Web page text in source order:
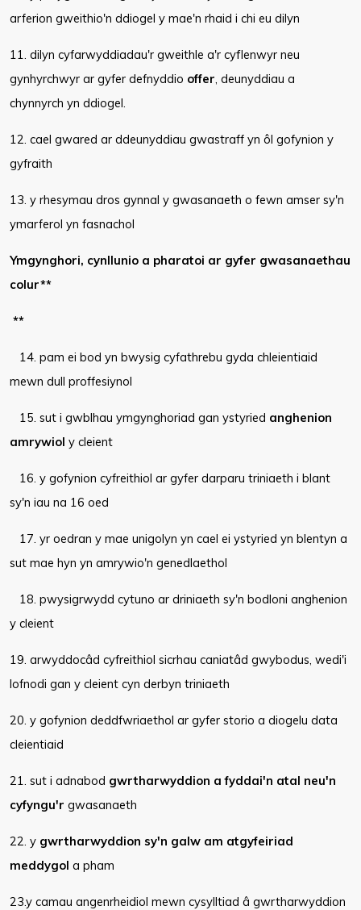
arferion gweithio'n ddiogel y mae'n rhaid i chi eu dilyn
11. dilyn cyfarwyddiadau'r gweithle a'r cyflenwyr neu
gynhyrchwyr ar gyfer defnyddio offer, deunyddiau a
chynnyrch yn ddiogel.
12. cael gwared ar ddeunyddiau gwastraff yn ôl gofynion y
gyfraith
13. y rhesymau dros gynnal y gwasanaeth o fewn amser sy'n
ymarferol yn fasnachol
Ymgynghori, cynllunio a pharatoi ar gyfer gwasanaethau
colur**
**
14. pam ei bod yn bwysig cyfathrebu gyda chleientiaid
mewn dull proffesiynol
15. sut i gwblhau ymgynghoriad gan ystyried anghenion
amrywiol y cleient
16. y gofynion cyfreithiol ar gyfer darparu triniaeth i blant
sy'n iau na 16 oed
17. yr oedran y mae unigolyn yn cael ei ystyried yn blentyn a
sut mae hyn yn amrywio'n genedlaethol
18. pwysigrwydd cytuno ar driniaeth sy'n bodloni anghenion
y cleient
19. arwyddocâd cyfreithiol sicrhau caniatâd gwybodus, wedi'i
lofnodi gan y cleient cyn derbyn triniaeth
20. y gofynion deddfwriaethol ar gyfer storio a diogelu data
cleientiaid
21. sut i adnabod gwrtharwyddion a fyddai'n atal neu'n
cyfyngu'r gwasanaeth
22. y gwrtharwyddion sy'n galw am atgyfeiriad
meddygol a pham
23.y camau angenrheidiol mewn cysylltiad â gwrtharwyddion